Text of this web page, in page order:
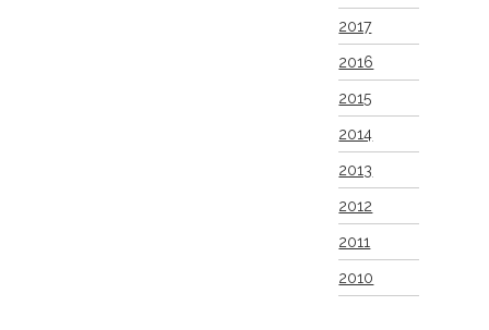
2017
2016
2015
2014
2013
2012
2011
2010